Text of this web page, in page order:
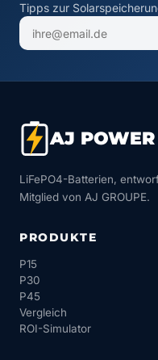
Tipps zur
AJ POWER
LiFePO4-Batterien,
Mitglied von AJ GROUPE.
PRODUKTE
P15
P30
P45
Vergleich
ROI-Simulator